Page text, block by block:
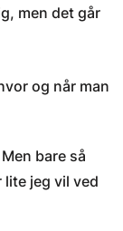
men det går
og når man
bare så
lite jeg vil ved